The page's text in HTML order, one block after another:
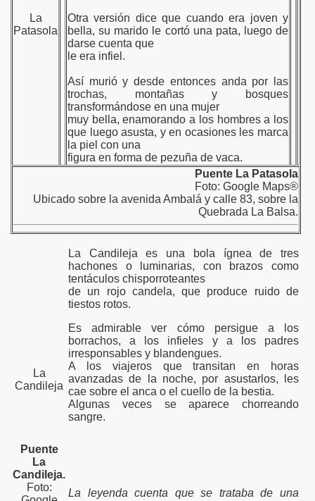
La
Patasola
Otra versión dice que cuando era joven y
bella, su marido le cortó una pata, luego de
darse cuenta que
le era infiel.
Así murió y desde entonces anda por las
trochas, montañas y bosques
transformándose en una mujer
muy bella, enamorando a los hombres a los
que luego asusta, y en ocasiones les marca
la piel con una
figura en forma de pezuña de vaca.
Puente La Patasola
Foto: Google Maps®
Ubicado sobre la avenida Ambalá y calle 83, sobre la
Quebrada La Balsa.
La
Candileja
Puente
La
Candileja.
Foto:
La Candileja es una bola ígnea de tres
hachones o luminarias, con brazos como
tentáculos chisporroteantes
de un rojo candela, que produce ruido de
tiestos rotos.
Es admirable ver cómo persigue a los
borrachos, a los infieles y a los padres
irresponsables y blandengues.
A los viajeros que transitan en horas
avanzadas de la noche, por asustarlos, les
cae sobre el anca o el cuello de la bestia.
Algunas veces se aparece chorreando
sangre.
La leyenda cuenta que se trataba de una